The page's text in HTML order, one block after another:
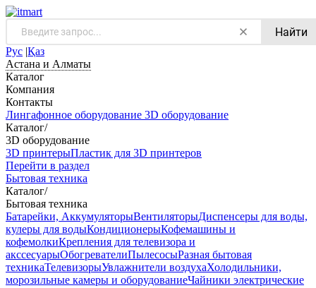
Найти
Рус |Қаз
Астана и Алматы
Каталог
Компания
Контакты
Лингафонное оборудование 3D оборудование
Каталог/
3D оборудование
3D принтерыПластик для 3D принтеров
Перейти в раздел
Бытовая техника
Каталог/
Бытовая техника
Батарейки, АккумуляторыВентиляторыДиспенсеры для воды,
кулеры для водыКондиционерыКофемашины и
кофемолкиКрепления для телевизора и
акссесуарыОбогревателиПылесосыРазная бытовая
техникаТелевизорыУвлажнители воздухаХолодильники,
морозильные камеры и оборудованиеЧайники электрические